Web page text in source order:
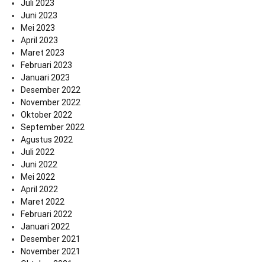
Juli 2023
Juni 2023
Mei 2023
April 2023
Maret 2023
Februari 2023
Januari 2023
Desember 2022
November 2022
Oktober 2022
September 2022
Agustus 2022
Juli 2022
Juni 2022
Mei 2022
April 2022
Maret 2022
Februari 2022
Januari 2022
Desember 2021
November 2021